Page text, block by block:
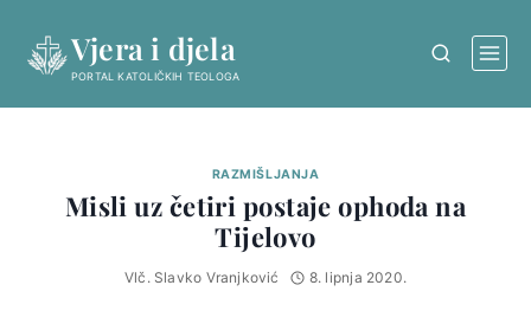
content
Vjera i djela
PORTAL KATOLIČKIH TEOLOGA
RAZMIŠLJANJA
Misli uz četiri postaje ophoda na
Tijelovo
Vlč. Slavko Vranjković 8. lipnja 2020.